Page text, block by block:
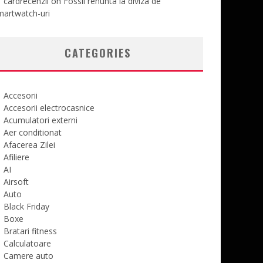
uri
CATEGORIES
Accesorii
Accesorii electrocasnice
Acumulatori externi
Aer conditionat
Afacerea Zilei
Afiliere
AI
Airsoft
Auto
Black Friday
Boxe
Bratari fitness
Calculatoare
Camere auto